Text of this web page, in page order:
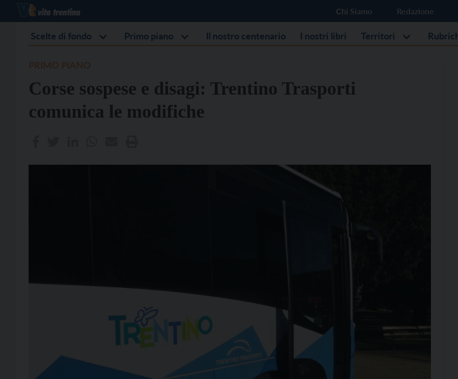
Chi Siamo Redazione
Scelte di fondo Primo piano Il nostro centenario I nostri libri Territori
Corse sospese e disagi: Trentino Trasporti
comunica le modifiche